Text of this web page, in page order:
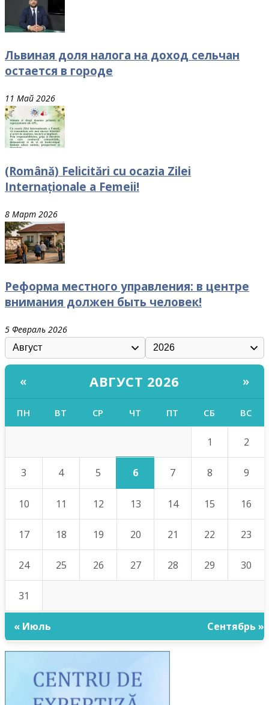
Львиная доля налога на доход сельчан
остается в городе
11 Май 2026
(Română) Felicitări cu ocazia Zilei
Internaționale a Femeii!
8 Март 2026
Реформа местного управления: в центре
внимания должен быть человек!
5 Февраль 2026
« АВГУСТ 2026 »
ПН ВТ СР ЧТ ПТ СБ ВС
1 2
3 4 5 6 7 8 9
10 11 12 13 14 15 16
17 18 19 20 21 22 23
24 25 26 27 28 29 30
31
« Июль Сентябрь »